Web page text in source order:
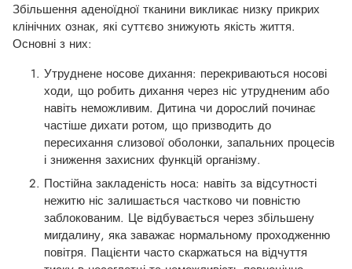
Збільшення аденоїдної тканини викликає низку прикрих
клінічних ознак, які суттєво знижують якість життя.
Основні з них:
Утруднене носове дихання: перекриваються носові
ходи, що робить дихання через ніс утрудненим або
навіть неможливим. Дитина чи дорослий починає
частіше дихати ротом, що призводить до
пересихання слизової оболонки, запальних процесів
і зниження захисних функцій організму.
Постійна закладеність носа: навіть за відсутності
нежитю ніс залишається частково чи повністю
заблокованим. Це відбувається через збільшену
мигдалину, яка заважає нормальному проходженню
повітря. Пацієнти часто скаржаться на відчуття